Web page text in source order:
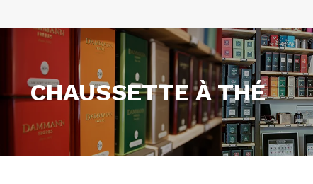
CHAUSSETTE À THÉ